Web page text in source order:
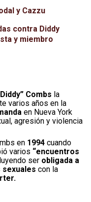
y Cazzu
contra Diddy
y miembro
Combs la
varios años en la
en Nueva York
agresión y violencia
en 1994 cuando
varios “encuentros
ser obligada a
con la